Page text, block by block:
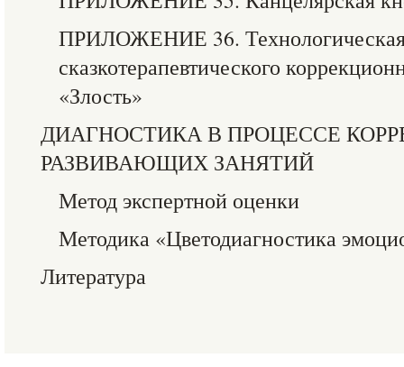
ПРИЛОЖЕНИЕ 36. Технологическая
сказкотерапевтического
«Злость»
ДИАГНОСТИКА В ПРОЦЕССЕ
РАЗВИВАЮЩИХ ЗАНЯТИЙ
Метод экспертной оценки
Методика «Цветодиагностика
Литература